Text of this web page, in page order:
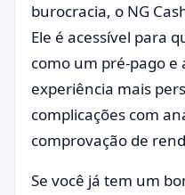
burocracia, o NG
Ele é acessível para
como um pré-pago
experiência mais
complicações com
comprovação de
Se você já tem um